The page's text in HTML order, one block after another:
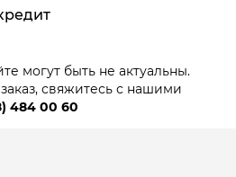
могут быть не актуальны.
свяжитесь с нашими
484 00 60